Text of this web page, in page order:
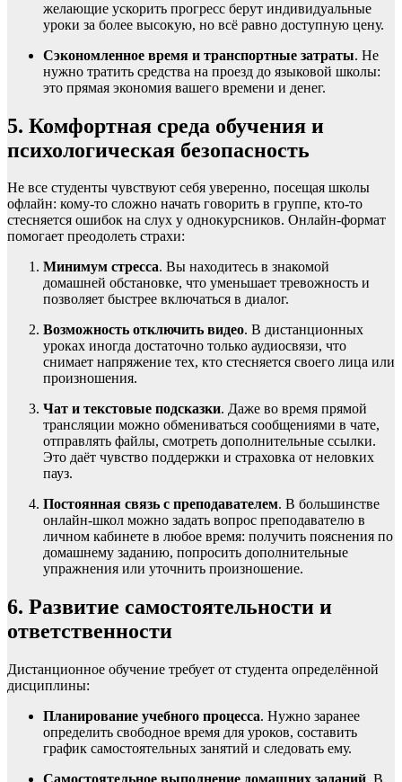
желающие ускорить прогресс берут индивидуальные
уроки за более высокую, но всё равно доступную цену.
Сэкономленное время и транспортные затраты. Не
нужно тратить средства на проезд до языковой школы:
это прямая экономия вашего времени и денег.
5. Комфортная среда обучения и
психологическая безопасность
Не все студенты чувствуют себя уверенно, посещая школы
офлайн: кому-то сложно начать говорить в группе, кто-то
стесняется ошибок на слух у однокурсников. Онлайн-формат
помогает преодолеть страхи:
Минимум стресса. Вы находитесь в знакомой
домашней обстановке, что уменьшает тревожность и
позволяет быстрее включаться в диалог.
Возможность отключить видео. В дистанционных
уроках иногда достаточно только аудио­связи, что
снимает напряжение тех, кто стесняется своего лица или
произношения.
Чат и текстовые подсказки. Даже во время прямой
трансляции можно обмениваться сообщениями в чате,
отправлять файлы, смотреть дополнительные ссылки.
Это даёт чувство поддержки и страховка от неловких
пауз.
Постоянная связь с преподавателем. В большинстве
онлайн-школ можно задать вопрос преподавателю в
личном кабинете в любое время: получить пояснения по
домашнему заданию, попросить дополнительные
упражнения или уточнить произношение.
6. Развитие самостоятельности и
ответственности
Дистанционное обучение требует от студента определённой
дисциплины:
Планирование учебного процесса. Нужно заранее
определить свободное время для уроков, составить
график самостоятельных занятий и следовать ему.